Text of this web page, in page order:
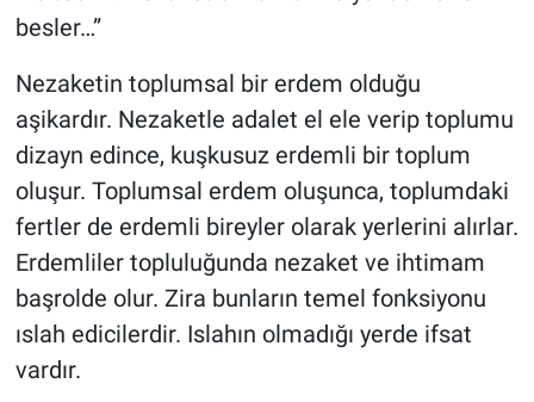
besler…”
Nezaketin toplumsal bir erdem olduğu
aşikardır. Nezaketle adalet el ele verip toplumu
dizayn edince, kuşkusuz erdemli bir toplum
oluşur. Toplumsal erdem oluşunca, toplumdaki
fertler de erdemli bireyler olarak yerlerini alırlar.
Erdemliler topluluğunda nezaket ve ihtimam
başrolde olur. Zira bunların temel fonksiyonu
ıslah edicilerdir. Islahın olmadığı yerde ifsat
vardır.